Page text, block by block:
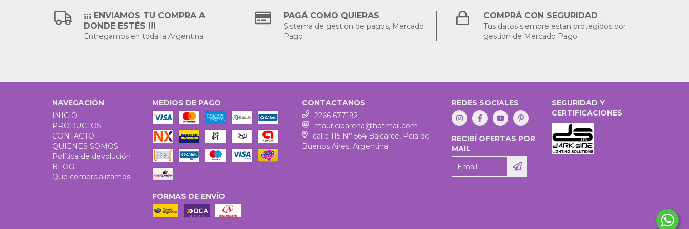
¡¡¡ ENVIAMOS TU COMPRA A
DONDE ESTÉS !!!
Entregamos en toda la Argentina
PAGÁ COMO QUIERAS
Sistema de gestión de pagos, Mercado
Pago
COMPRÁ CON SEGURIDAD
Tus datos siempre estan protegidos por
gestión de Mercado Pago
NAVEGACIÓN
INICIO
PRODUCTOS
CONTACTO
QUIENES SOMOS
Política de devolución
BLOG
Que comercializamos
MEDIOS DE PAGO
FORMAS DE ENVÍO
CONTACTANOS
2266 677192
mauricioarena@hotmail.com
calle 115 N° 564 Balcarce, Pcia de
Buenos Aires, Argentina
REDES SOCIALES
RECIBÍ OFERTAS POR
MAIL
SEGURIDAD Y
CERTIFICACIONES